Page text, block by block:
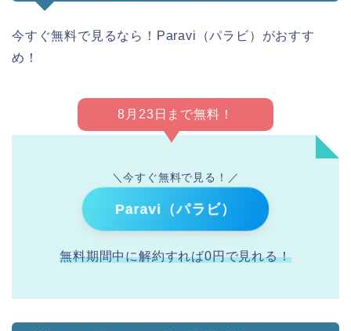
今すぐ無料で見るなら！Paravi（パラビ）がおすす
め！
8月23日まで無料！
＼今すぐ無料で見る！／
Paravi（パラビ）
無料期間中に解約すれば0円で見れる！